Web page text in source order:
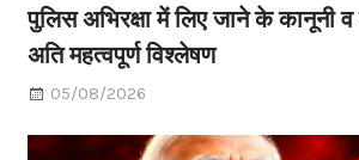
पुलिस अभिरक्षा में लिए जाने के कानूनी व
अति महत्वपूर्ण विश्लेषण
05/08/2026